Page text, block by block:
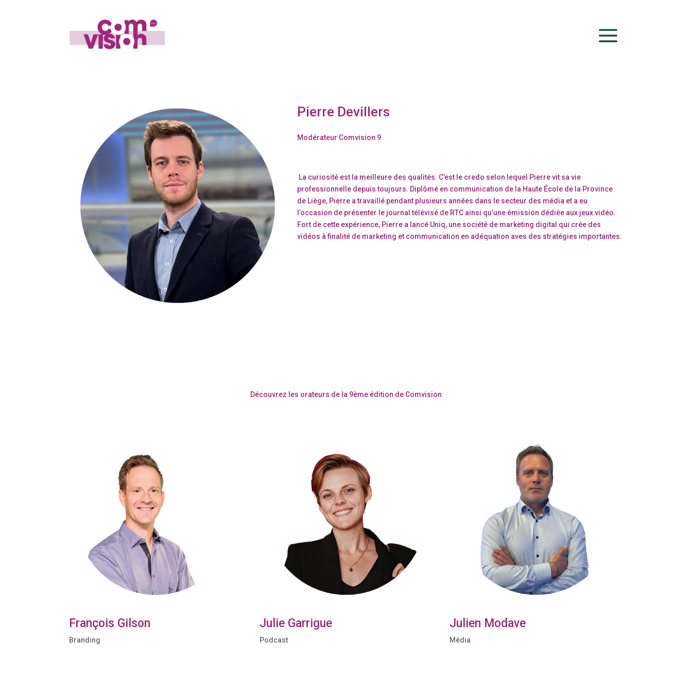
a
Pierre Devillers
Modérateur Comvision 9
La curiosité est la meilleure des qualités. C’est le credo selon lequel Pierre vit sa vie
professionnelle depuis toujours. Diplômé en communication de la Haute École de la Province
de Liège, Pierre a travaillé pendant plusieurs années dans le secteur des média et a eu
l’occasion de présenter le journal télévisé de RTC ainsi qu’une émission dédiée aux jeux vidéo.
Fort de cette expérience, Pierre a lancé Uniq, une société de marketing digital qui crée des
vidéos à finalité de marketing et communication en adéquation aves des stratégies importantes.
Découvrez les orateurs de la 9ème édition de Comvision
François Gilson
Branding
Julie Garrigue
Podcast
Julien Modave
Média